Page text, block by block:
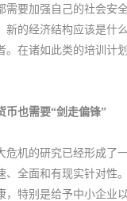
需要加强自己的社会安
新的经济结构应该是什
。在诸如此类的培训计
币也需要“剑走偏锋”
危机的研究已经形成了
、全面和有现实针对性
特别是给予中小企业